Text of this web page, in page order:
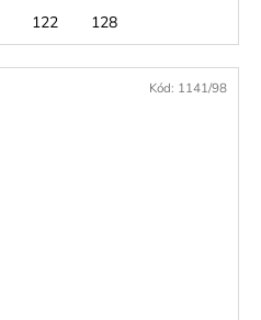
122 128
Kód: 1141/98